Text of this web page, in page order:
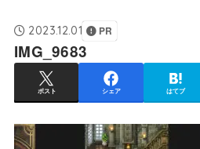
2023.12.01 PR
IMG_9683
ポスト シェア はてブ